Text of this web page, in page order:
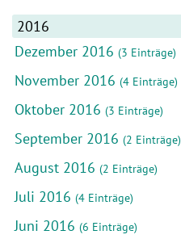
2016
Dezember 2016 (3 Einträge)
November 2016 (4 Einträge)
Oktober 2016 (3 Einträge)
September 2016 (2 Einträge)
August 2016 (2 Einträge)
Juli 2016 (4 Einträge)
Juni 2016 (6 Einträge)